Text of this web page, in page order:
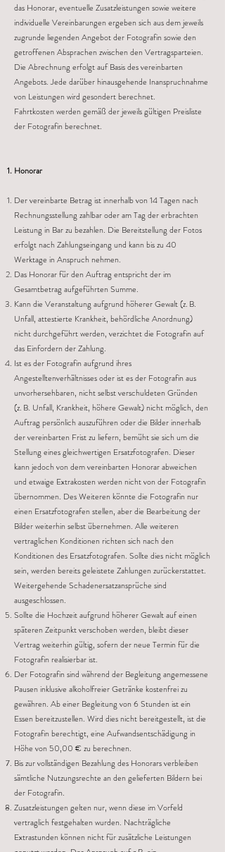
das Honorar, eventuelle Zusatzleistungen sowie weitere
individuelle Vereinbarungen ergeben sich aus dem jeweils
zugrunde liegenden Angebot der Fotografin sowie den
getroffenen Absprachen zwischen den Vertragsparteien.
Die Abrechnung erfolgt auf Basis des vereinbarten
Angebots. Jede darüber hinausgehende Inanspruchnahme
von Leistungen wird gesondert berechnet.
Fahrtkosten werden gemäß der jeweils gültigen Preisliste
der Fotografin berechnet.
Honorar
Der vereinbarte Betrag ist innerhalb von 14 Tagen nach
Rechnungsstellung zahlbar oder am Tag der erbrachten
Leistung in Bar zu bezahlen. Die Bereitstellung der Fotos
erfolgt nach Zahlungseingang und kann bis zu 40
Werktage in Anspruch nehmen.
Das Honorar für den Auftrag entspricht der im
Gesamtbetrag aufgeführten Summe.
Kann die Veranstaltung aufgrund höherer Gewalt (z. B.
Unfall, attestierte Krankheit, behördliche Anordnung)
nicht durchgeführt werden, verzichtet die Fotografin auf
das Einfordern der Zahlung.
Ist es der Fotografin aufgrund ihres
Angestelltenverhältnisses oder ist es der Fotografin aus
unvorhersehbaren, nicht selbst verschuldeten Gründen
(z. B. Unfall, Krankheit, höhere Gewalt) nicht möglich, den
Auftrag persönlich auszuführen oder die Bilder innerhalb
der vereinbarten Frist zu liefern, bemüht sie sich um die
Stellung eines gleichwertigen Ersatzfotografen. Dieser
kann jedoch von dem vereinbarten Honorar abweichen
und etwaige Extrakosten werden nicht von der Fotografin
übernommen. Des Weiteren könnte die Fotografin nur
einen Ersatzfotografen stellen, aber die Bearbeitung der
Bilder weiterhin selbst übernehmen. Alle weiteren
vertraglichen Konditionen richten sich nach den
Konditionen des Ersatzfotografen. Sollte dies nicht möglich
sein, werden bereits geleistete Zahlungen zurückerstattet.
Weitergehende Schadenersatzansprüche sind
ausgeschlossen.
Sollte die Hochzeit aufgrund höherer Gewalt auf einen
späteren Zeitpunkt verschoben werden, bleibt dieser
Vertrag weiterhin gültig, sofern der neue Termin für die
Fotografin realisierbar ist.
Der Fotografin sind während der Begleitung angemessene
Pausen inklusive alkoholfreier Getränke kostenfrei zu
gewähren. Ab einer Begleitung von 6 Stunden ist ein
Essen bereitzustellen. Wird dies nicht bereitgestellt, ist die
Fotografin berechtigt, eine Aufwandsentschädigung in
Höhe von 50,00 € zu berechnen.
Bis zur vollständigen Bezahlung des Honorars verbleiben
sämtliche Nutzungsrechte an den gelieferten Bildern bei
der Fotografin.
Zusatzleistungen gelten nur, wenn diese im Vorfeld
vertraglich festgehalten wurden. Nachträgliche
Extrastunden können nicht für zusätzliche Leistungen